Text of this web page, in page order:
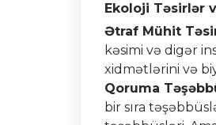
Ekoloji Təsirlər
Ətraf Mühit
kəsimi və digər
xidmətlərini və
Qoruma
bir sıra